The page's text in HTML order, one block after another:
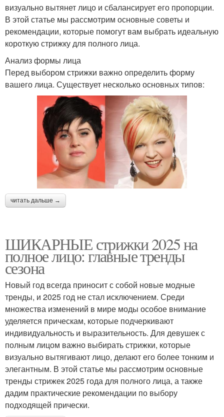
визуально вытянет лицо и сбалансирует его пропорции.
В этой статье мы рассмотрим основные советы и
рекомендации, которые помогут вам выбрать идеальную
короткую стрижку для полного лица.
Анализ формы лица
Перед выбором стрижки важно определить форму
вашего лица. Существует несколько основных типов:
читать дальше →
ШИКАРНЫЕ стрижки 2025 на
полное лицо: главные тренды
сезона
Новый год всегда приносит с собой новые модные
тренды, и 2025 год не стал исключением. Среди
множества изменений в мире моды особое внимание
уделяется прическам, которые подчеркивают
индивидуальность и выразительность. Для девушек с
полным лицом важно выбирать стрижки, которые
визуально вытягивают лицо, делают его более тонким и
элегантным. В этой статье мы рассмотрим основные
тренды стрижек 2025 года для полного лица, а также
дадим практические рекомендации по выбору
подходящей прически.